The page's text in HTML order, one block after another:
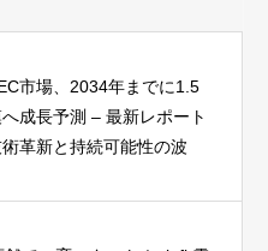
市場、2034年までに1.5
成長予測 – 最新レポート
革新と持続可能性の波